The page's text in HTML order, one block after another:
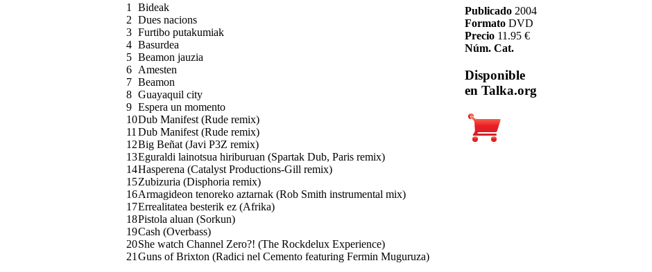
1
Bideak
2 Dues nacions
3 Furtibo putakumiak
4 Basurdea
5 Beamon jauzia
6 Amesten
7 Beamon
8 Guayaquil city
9 Espera un momento
10Dub Manifest (Rude remix)
11 Dub Manifest (Rude remix)
12Big Beñat (Javi P3Z remix)
13Eguraldi lainotsua hiriburuan (Spartak Dub, Paris remix)
14Hasperena (Catalyst Productions-Gill remix)
15Zubizuria (Disphoria remix)
16Armagideon tenoreko aztarnak (Rob Smith instrumental mix)
17Errealitatea besterik ez (Afrika)
18Pistola aluan (Sorkun)
19Cash (Overbass)
20She watch Channel Zero?! (The Rockdelux Experience)
21 Guns of Brixton (Radici nel Cemento featuring Fermin Muguruza)
Publicado 2004
Formato DVD
Precio 11.95 €
Núm. Cat.
Disponible
en Talka.org